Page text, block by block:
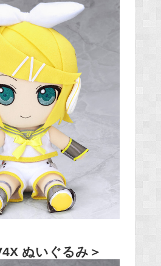
ぬいぐるみ＞